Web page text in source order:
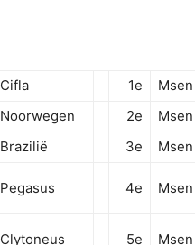
Cifla 1e
Msen
Noorwegen 2e
Msen
Brazilië 3e Msen
Pegasus 4e Msen
Clytoneus 5e Msen